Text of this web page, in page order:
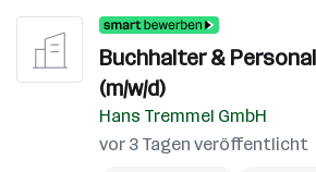
Buchhalter &
(m/w/d)
Hans Tremmel GmbH
vor 3 Tagen veröffentlicht